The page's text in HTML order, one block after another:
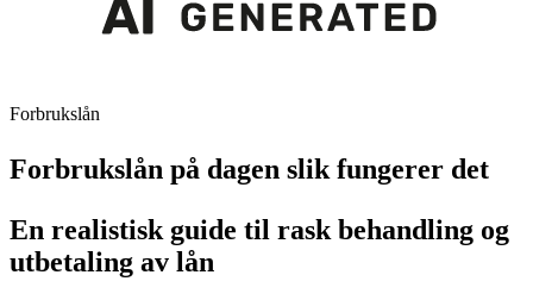
Forbrukslån
Forbrukslån på dagen slik fungerer det
En realistisk guide til rask behandling og
utbetaling av lån